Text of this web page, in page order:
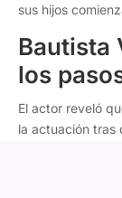
sus hijos
Bautista
los
El actor reveló
la actuación tras